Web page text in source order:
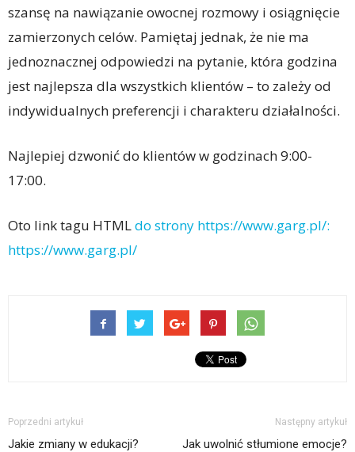
szansę na nawiązanie owocnej rozmowy i osiągnięcie
zamierzonych celów. Pamiętaj jednak, że nie ma
jednoznacznej odpowiedzi na pytanie, która godzina
jest najlepsza dla wszystkich klientów – to zależy od
indywidualnych preferencji i charakteru działalności.
Najlepiej dzwonić do klientów w godzinach 9:00-
17:00.
Oto link tagu HTMLdo strony https://www.garg.pl/:
https://www.garg.pl/
Poprzedni artykuł
Jakie zmiany w edukacji?
Następny artykuł
Jak uwolnić stłumione emocje?